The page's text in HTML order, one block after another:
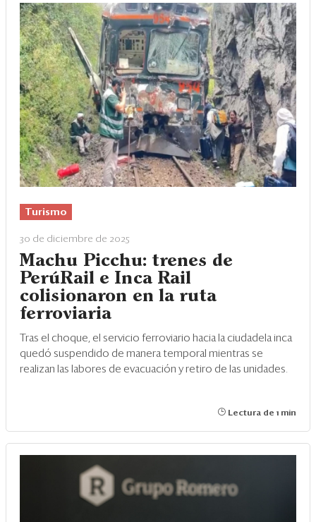
Turismo
30 de diciembre de 2025
Machu Picchu: trenes de
PerúRail e Inca Rail
colisionaron en la ruta
ferroviaria
Tras el choque, el servicio ferroviario hacia la ciudadela inca
quedó suspendido de manera temporal mientras se
realizan las labores de evacuación y retiro de las unidades.
Lectura de 1 min